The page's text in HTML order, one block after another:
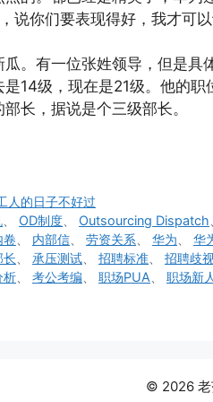
说你们要表现得好，我才可以
。有一位张姓领导，但是
是14级，现在是21级。他的
长，据说是个三级部长。
人的日子不好过
OD制度 Outsourcing Dispatch
卷 内部信 劳资关系 华为 华
长 承压测试 招聘标准 招聘歧
析 考公考编 职场PUA 职场新人
© 2026 老